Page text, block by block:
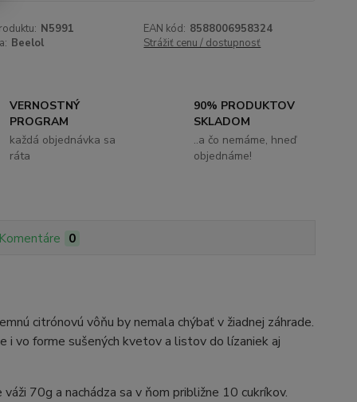
N5991 EAN kód: 8588006958324
Beelol Strážiť cenu / dostupnosť
VERNOSTNÝ
PROGRAM
každá objednávka sa
ráta
90% PRODUKTOV
SKLADOM
..a čo nemáme, hneď
objednáme!
Komentáre 0
citrónovú vôňu by nemala chýbať v žiadnej záhrade.
i vo forme sušených kvetov a listov do lízaniek aj
70g a nachádza sa v ňom približne 10 cukríkov.